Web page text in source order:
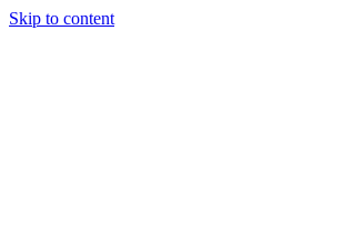
Skip to content